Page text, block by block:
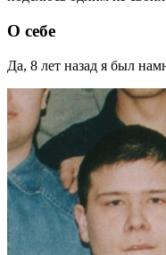
О себе
Да, 8 лет назад я был